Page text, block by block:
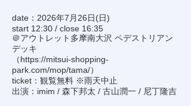
date：2026年7月26日(日)
start 12:30 / close 16:35
＠アウトレット多摩南大沢 ペデストリアン
デッキ
（https://mitsui-shopping-
park.com/mop/tama/）
ticket：観覧無料 ※雨天中止
出演：imim / 森下邦太 / 古山潤一 / 尼丁隆吉